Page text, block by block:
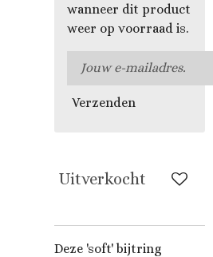
wanneer dit product
weer op voorraad is.
Verzenden
Uitverkocht
Deze 'soft' bijtring